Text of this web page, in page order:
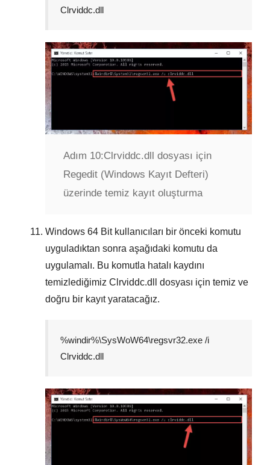
Clrviddc.dll
Adım 10:Clrviddc.dll dosyası için
Regedit (Windows Kayıt Defteri)
üzerinde temiz kayıt oluşturma
Windows 64 Bitkullanıcıları bir önceki komutu
uyguladıktan sonra aşağıdaki komutu da
uygulamalı. Bu komutla hatalı kaydını
temizlediğimiz Clrviddc.dll
dosyası için temiz ve
doğru bir kayıt yaratacağız.
%windir%\SysWoW64\regsvr32.exe /i
Clrviddc.dll